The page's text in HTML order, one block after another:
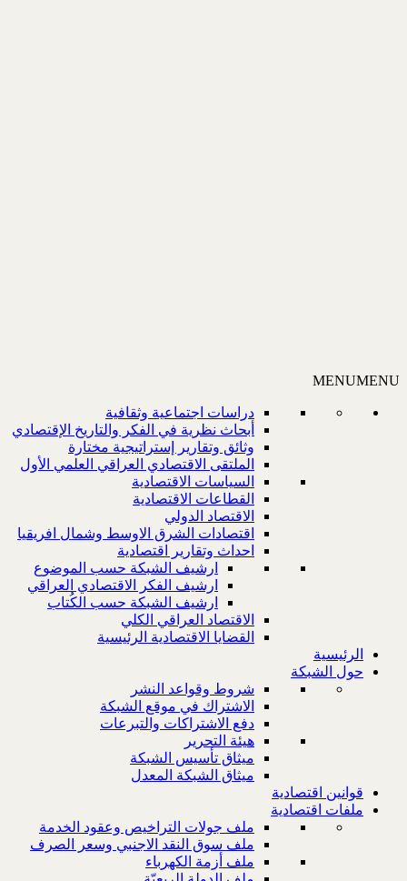
MENUMENU
دراسات اجتماعية وثقافية
أبحاث نظرية في الفكر والتاريخ الإقتصادي
وثائق وتقارير إستراتيجية مختارة
الملتقى الاقتصادي العراقي العلمي الأول
السياسات الاقتصادية
القطاعات الاقتصادية
الاقتصاد الدولي
اقتصادات الشرق الاوسط وشمال افريقيا
احداث وتقارير اقتصادية
ارشيف الشبكة حسب الموضوع
ارشيف الفكر الاقتصادي العراقي
ارشيف الشبكة حسب الكُتاب
الاقتصاد العراقي الكلي
القضايا الاقتصادية الرئيسية
الرئيسية
حول الشبكة
شروط وقواعد النشر
الاشتراك في موقع الشبكة
دفع الاشتراكات والتبرعات
هيئة التحرير
ميثاق تأسيس الشبكة
ميثاق الشبكة المعدل
قوانين اقتصادية
ملفات اقتصادية
ملف جولات التراخيص وعقود الخدمة
ملف سوق النقد الاجنبي وسعر الصرف
ملف أزمة الكهرباء